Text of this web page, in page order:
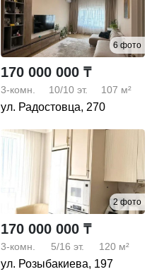
6 фото
170 000 000 ₸
3-комн. 10/10 эт. 107 м²
ул. Радостовца, 270
2 фото
170 000 000 ₸
3-комн. 5/16 эт. 120 м²
ул. Розыбакиева, 197